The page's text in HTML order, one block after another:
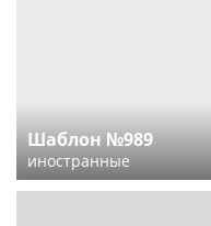
Шаблон №989
иностранные